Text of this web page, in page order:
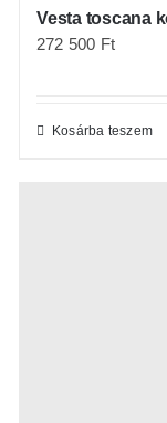
Vesta toscana
272 500 Ft
Kosárba teszem